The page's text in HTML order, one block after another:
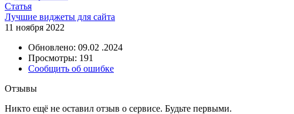
Статья
Лучшие виджеты для сайта
11 ноября 2022
Обновлено: 09.02 .2024
Просмотры: 191
Сообщить об ошибке
Отзывы
Никто ещё не оставил отзыв о сервисе. Будьте первыми.